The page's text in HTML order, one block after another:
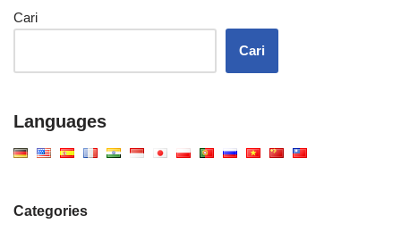
Cari
Cari
Languages
Categories